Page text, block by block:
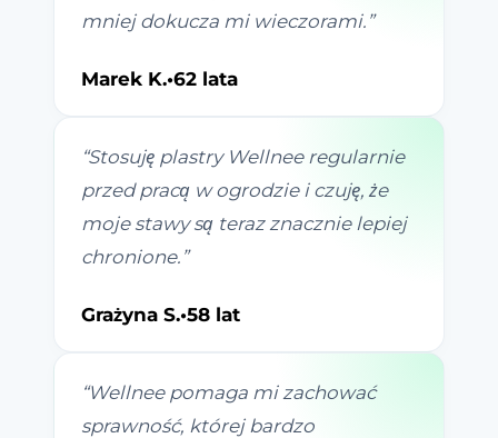
mniej dokucza mi wieczorami. ”
Marek K.•62 lata
“Stosuję plastry Wellnee regularnie
przed pracą w ogrodzie i czuję, że
moje stawy są teraz znacznie lepiej
chronione. ”
Grażyna S.•58 lat
“Wellnee pomaga mi zachować
sprawność, której bardzo